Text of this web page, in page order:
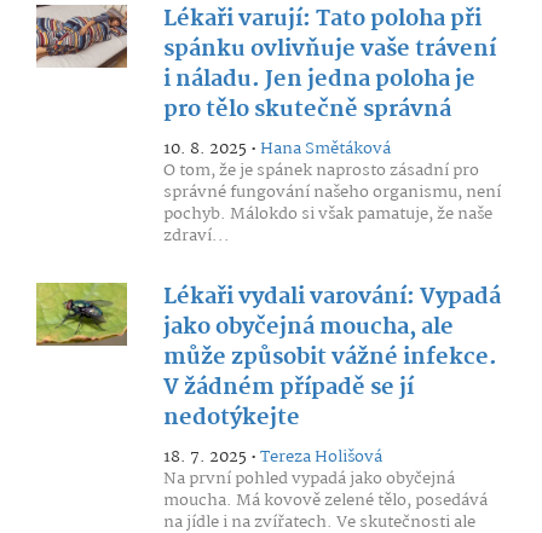
Lékaři varují: Tato poloha při
spánku ovlivňuje vaše trávení
i náladu. Jen jedna poloha je
pro tělo skutečně správná
10. 8. 2025 •Hana Smětáková
O tom, že je spánek naprosto zásadní pro
správné fungování našeho organismu, není
pochyb. Málokdo si však pamatuje, že naše
zdraví...
Lékaři vydali varování: Vypadá
jako obyčejná moucha, ale
může způsobit vážné infekce.
V žádném případě se jí
nedotýkejte
18. 7. 2025 •Tereza Holišová
Na první pohled vypadá jako obyčejná
moucha. Má kovově zelené tělo, posedává
na jídle i na zvířatech. Ve skutečnosti ale